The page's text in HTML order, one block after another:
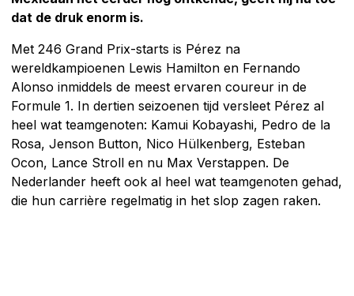
dat de druk enorm is.
Met 246 Grand Prix-starts is Pérez na
wereldkampioenen Lewis Hamilton en Fernando
Alonso inmiddels de meest ervaren coureur in de
Formule 1. In dertien seizoenen tijd versleet Pérez al
heel wat teamgenoten: Kamui Kobayashi, Pedro de la
Rosa, Jenson Button, Nico Hülkenberg, Esteban
Ocon, Lance Stroll en nu Max Verstappen. De
Nederlander heeft ook al heel wat teamgenoten gehad,
die hun carrière regelmatig in het slop zagen raken.